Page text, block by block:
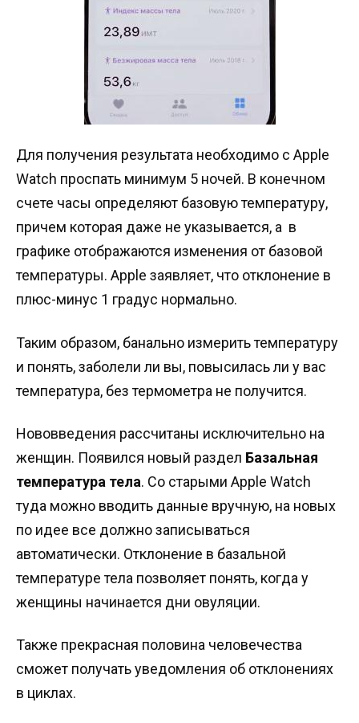
Для получения результата необходимо с Apple
Watch проспать минимум 5 ночей. В конечном
счете часы определяют базовую температуру,
причем которая даже не указывается, а в
графике отображаются изменения от базовой
температуры. Apple заявляет, что отклонение в
плюс-минус 1 градус нормально.
Таким образом, банально измерить температуру
и понять, заболели ли вы, повысилась ли у вас
температура, без термометра не получится.
Нововведения рассчитаны исключительно на
женщин. Появился новый раздел Базальная
температура тела. Со старыми Apple Watch
туда можно вводить данные вручную, на новых
по идее все должно записываться
автоматически. Отклонение в базальной
температуре тела позволяет понять, когда у
женщины начинается дни овуляции.
Также прекрасная половина человечества
сможет получать уведомления об отклонениях
в циклах.